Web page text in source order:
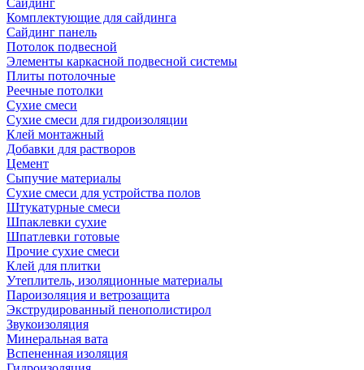
Сайдинг
Комплектующие для сайдинга
Сайдинг панель
Потолок подвесной
Элементы каркасной подвесной системы
Плиты потолочные
Реечные потолки
Сухие смеси
Сухие смеси для гидроизоляции
Клей монтажный
Добавки для растворов
Цемент
Сыпучие материалы
Сухие смеси для устройства полов
Штукатурные смеси
Шпаклевки сухие
Шпатлевки готовые
Прочие сухие смеси
Клей для плитки
Утеплитель, изоляционные материалы
Пароизоляция и ветрозащита
Экструдированный пенополистирол
Звукоизоляция
Минеральная вата
Вспененная изоляция